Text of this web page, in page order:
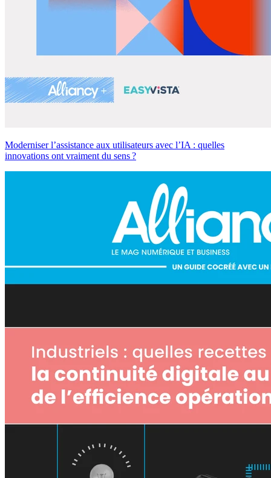
Moderniser l’assistance aux utilisateurs avec l’IA : quelles
innovations ont vraiment du sens ?